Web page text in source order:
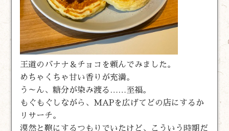
王道のバナナ＆チョコを頼んでみました。
めちゃくちゃ甘い香りが充満。
う～ん、糖分が染み渡る……至福。
もぐもぐしながら、MAPを広げてどの店にするか
リサーチ。
漠然と鞄にするつもりでいたけど、こういう時期だ